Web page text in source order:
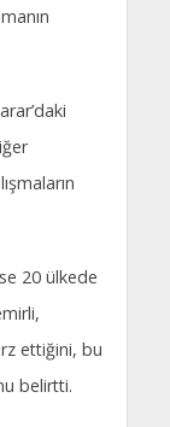
20 ülkede
ettiğini, bu
belirtti.